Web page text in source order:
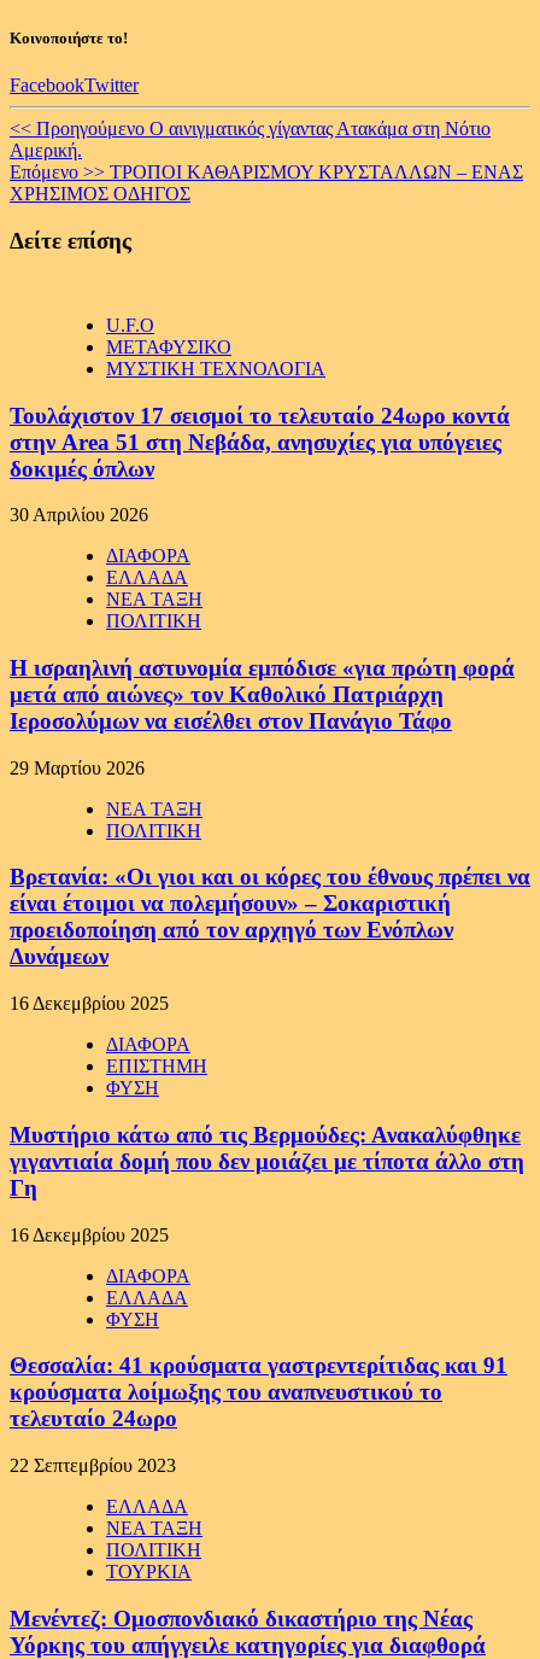
Κοινοποιήστε το!
FacebookTwitter
Continue
Reading
<< Προηγούμενο Ο αινιγματικός γίγαντας Ατακάμα στη Νότιο
Αμερική.
Επόμενο >> ΤΡΟΠΟΙ ΚΑΘΑΡΙΣΜΟΥ ΚΡΥΣΤΑΛΛΩΝ – ENAΣ
ΧΡΗΣΙΜΟΣ ΟΔΗΓΟΣ
Δείτε επίσης
U.F.O
ΜΕΤΑΦΥΣΙΚΟ
ΜΥΣΤΙΚΗ ΤΕΧΝΟΛΟΓΙΑ
Τουλάχιστον 17 σεισμοί το τελευταίο 24ωρο κοντά
στην Area 51 στη Νεβάδα, ανησυχίες για υπόγειες
δοκιμές όπλων
30 Απριλίου 2026
ΔΙΑΦΟΡΑ
ΕΛΛΑΔΑ
ΝΕΑ ΤΑΞΗ
ΠΟΛΙΤΙΚΗ
Η ισραηλινή αστυνομία εμπόδισε «για πρώτη φορά
μετά από αιώνες» τον Καθολικό Πατριάρχη
Ιεροσολύμων να εισέλθει στον Πανάγιο Τάφο
29 Μαρτίου 2026
ΝΕΑ ΤΑΞΗ
ΠΟΛΙΤΙΚΗ
Βρετανία: «Οι γιοι και οι κόρες του έθνους πρέπει να
είναι έτοιμοι να πολεμήσουν» – Σοκαριστική
προειδοποίηση από τον αρχηγό των Ενόπλων
Δυνάμεων
16 Δεκεμβρίου 2025
ΔΙΑΦΟΡΑ
ΕΠΙΣΤΗΜΗ
ΦΥΣΗ
Μυστήριο κάτω από τις Βερμούδες: Ανακαλύφθηκε
γιγαντιαία δομή που δεν μοιάζει με τίποτα άλλο στη
Γη
16 Δεκεμβρίου 2025
ΔΙΑΦΟΡΑ
ΕΛΛΑΔΑ
ΦΥΣΗ
Θεσσαλία: 41 κρούσματα γαστρεντερίτιδας και 91
κρούσματα λοίμωξης του αναπνευστικού το
τελευταίο 24ωρο
22 Σεπτεμβρίου 2023
ΕΛΛΑΔΑ
ΝΕΑ ΤΑΞΗ
ΠΟΛΙΤΙΚΗ
ΤΟΥΡΚΙΑ
Μενέντεζ: Ομοσπονδιακό δικαστήριο της Νέας
Υόρκης του απήγγειλε κατηγορίες για διαφθορά